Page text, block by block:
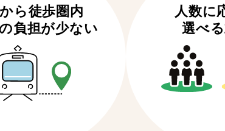
ら徒歩圏内
負担が少ない
人数に
選べ